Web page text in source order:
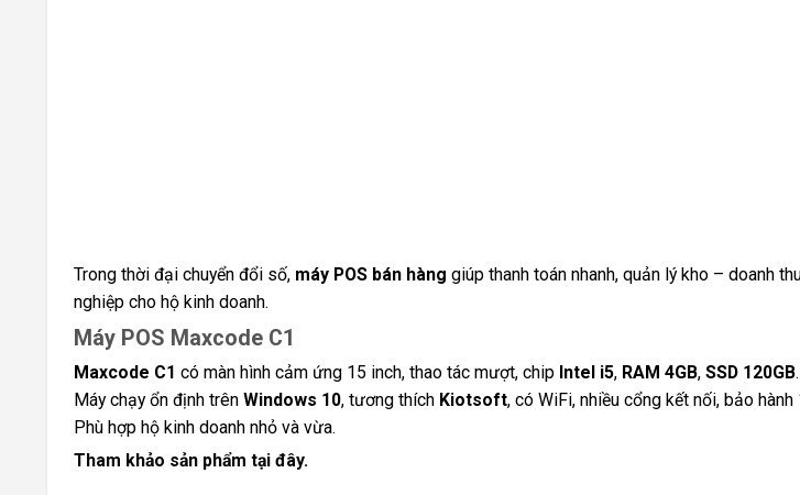
Trong thời đại chuyển đổi số, máy POS bán hàng giúp thanh toán nhanh, quản lý kho – doanh
nghiệp cho hộ kinh doanh.
Máy POS Maxcode C1
Maxcode C1 có màn hình cảm ứng 15 inch, thao tác mượt, chip Intel i5, RAM 4GB, SSD 120GB.
Máy chạy ổn định trên Windows 10, tương thích Kiotsoft, có WiFi, nhiều cổng kết nối, bảo hành
Phù hợp hộ kinh doanh nhỏ và vừa.
Tham khảo sản phẩm tại đây.